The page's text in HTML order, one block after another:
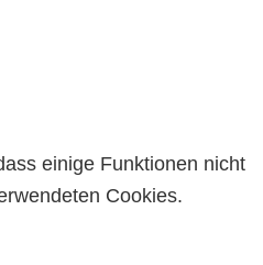
einige Funktionen nicht
Cookies.